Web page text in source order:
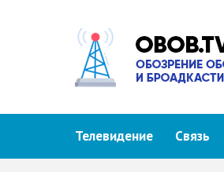
Телевидение Связь